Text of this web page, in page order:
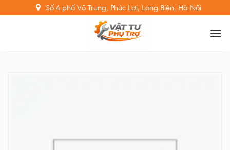
to
Số 4 phố Võ Trung, Phúc Lợi, Long Biên, Hà Nội